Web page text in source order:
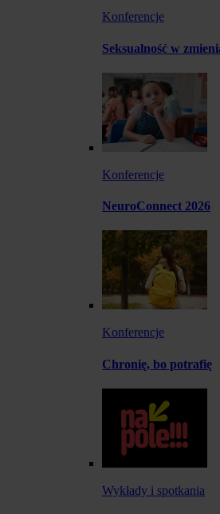
Konferencje
Seksualność w
Konferencje
NeuroConnect 2026
Konferencje
Chronię, bo potrafię
Wykłady i spotkania